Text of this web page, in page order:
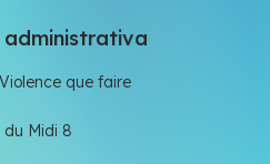
que faire
du Midi 8